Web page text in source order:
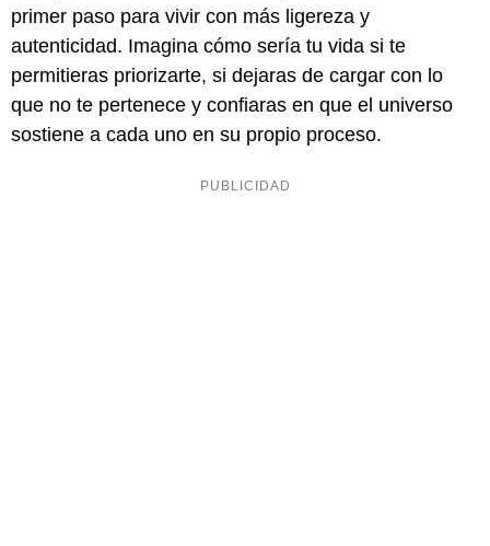
primer paso para vivir con más ligereza y
autenticidad. Imagina cómo sería tu vida si te
permitieras priorizarte, si dejaras de cargar con lo
que no te pertenece y confiaras en que el universo
sostiene a cada uno en su propio proceso.